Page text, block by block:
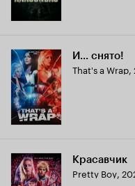
И... снято!
That's a Wrap,
Красавчик
Pretty Boy,